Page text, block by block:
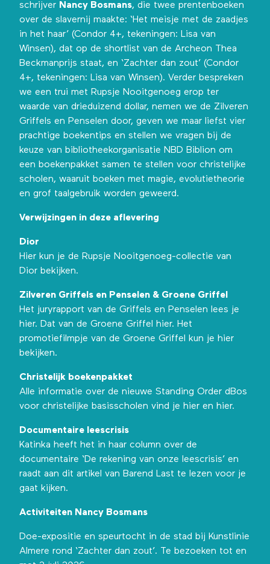
schrijver Nancy Bosmans, die twee prentenboeken
over de slavernij maakte: ‘Het meisje met de zaadjes
in het haar’ (Condor 4+, tekeningen: Lisa van
Winsen), dat op de shortlist van de Archeon Thea
Beckmanprijs staat, en ‘Zachter dan zout’ (Condor
4+, tekeningen: Lisa van Winsen). Verder bespreken
we een trui met Rupsje Nooitgenoeg erop ter
waarde van drieduizend dollar, nemen we de Zilveren
Griffels en Penselen door, geven we maar liefst vier
prachtige boekentips en stellen we vragen bij de
keuze van bibliotheekorganisatie NBD Biblion om
een boekenpakket samen te stellen voor christelijke
scholen, waaruit boeken met magie, evolutietheorie
en grof taalgebruik worden geweerd.
Verwijzingen in deze aflevering
Dior
Hier kun je de Rupsje Nooitgenoeg-collectie van
Dior bekijken.
Zilveren Griffels en Penselen & Groene Griffel
Het juryrapport van de Griffels en Penselen lees je
hier. Dat van de Groene Griffel hier. Het
promotiefilmpje van de Groene Griffel kun je hier
bekijken.
Christelijk boekenpakket
Alle informatie over de nieuwe Standing Order dBos
voor christelijke basisscholen vind je hier en hier.
Documentaire leescrisis
Katinka heeft het in haar column over de
documentaire ‘De rekening van onze leescrisis’ en
raadt aan dit artikel van Barend Last te lezen voor je
gaat kijken.
Activiteiten Nancy Bosmans
Doe-expositie en speurtocht in de stad bij Kunstlinie
Almere rond ‘Zachter dan zout’. Te bezoeken tot en